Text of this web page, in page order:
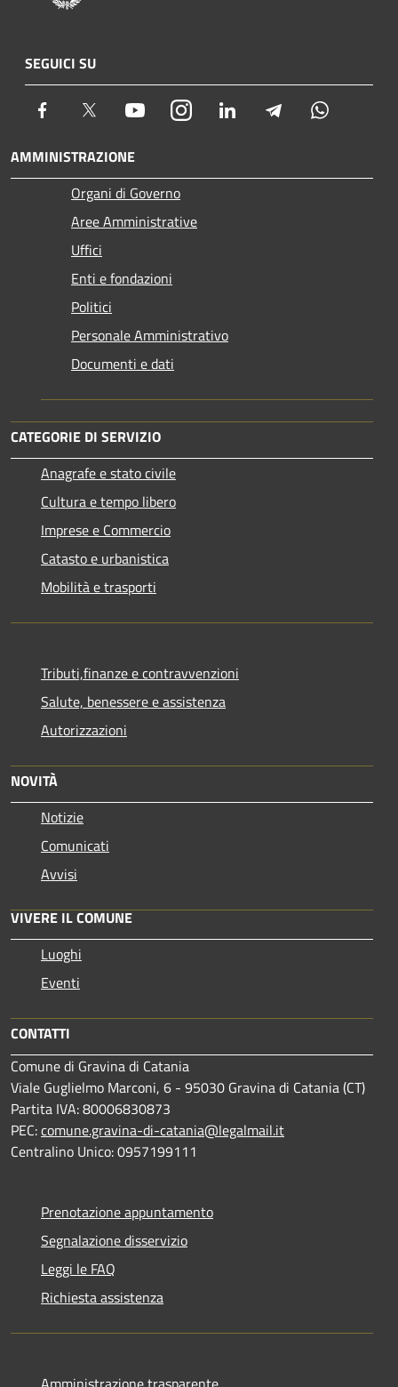
SEGUICI SU
Facebook Twitter YoutubeInstagram LinkedIn Telegram
AMMINISTRAZIONE
Organi di Governo
Aree Amministrative
Uffici
Enti e fondazioni
Politici
Personale Amministrativo
Documenti e dati
CATEGORIE DI SERVIZIO
Anagrafe e stato civile
Cultura e tempo libero
Imprese e Commercio
Catasto e urbanistica
Mobilità e trasporti
Tributi,finanze e contravvenzioni
Salute, benessere e assistenza
Autorizzazioni
NOVITÀ
Notizie
Comunicati
Avvisi
VIVERE IL COMUNE
Luoghi
Eventi
CONTATTI
Comune di Gravina di Catania
Viale Guglielmo Marconi, 6 - 95030 Gravina di Catania (CT)
Partita IVA: 80006830873
PEC:comune.gravina-di-catania@legalmail.it
Centralino Unico: 0957199111
Prenotazione appuntamento
Segnalazione disservizio
Leggi le FAQ
Richiesta assistenza